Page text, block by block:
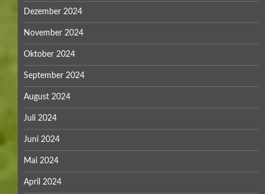
Dezember 2024
November 2024
Oktober 2024
September 2024
August 2024
Juli 2024
Juni 2024
Mai 2024
April 2024